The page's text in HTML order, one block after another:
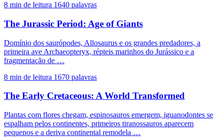
8 min de leitura 1640 palavras
The Jurassic Period: Age of Giants
Domínio dos saurópodes, Allosaurus e os grandes predadores, a
primeira ave Archaeopteryx, répteis marinhos do Jurássico e a
fragmentação de …
8 min de leitura 1670 palavras
The Early Cretaceous: A World Transformed
Plantas com flores chegam, espinosauros emergem, iguanodontes se
espalham pelos continentes, primeiros tiranossauros aparecem
pequenos e a deriva continental remodela …